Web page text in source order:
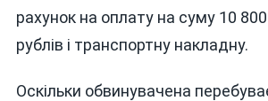
рахунок на оплату на суму 10 800
рублів і транспортну накладну.
Оскільки обвинувачена